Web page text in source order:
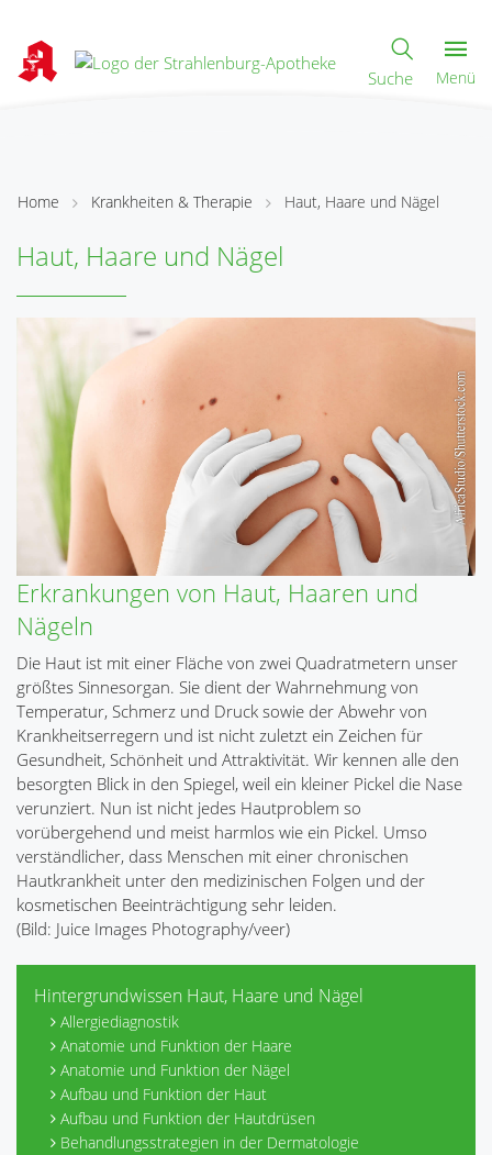
Suche Menü
Home Krankheiten & Therapie Haut, Haare und Nägel
Haut, Haare und Nägel
Erkrankungen von Haut, Haaren und
Nägeln
Die Haut ist mit einer Fläche von zwei Quadratmetern unser
größtes Sinnesorgan. Sie dient der Wahrnehmung von
Temperatur, Schmerz und Druck sowie der Abwehr von
Krankheitserregern und ist nicht zuletzt ein Zeichen für
Gesundheit, Schönheit und Attraktivität. Wir kennen alle den
besorgten Blick in den Spiegel, weil ein kleiner Pickel die Nase
verunziert. Nun ist nicht jedes Hautproblem so
vorübergehend und meist harmlos wie ein Pickel. Umso
verständlicher, dass Menschen mit einer chronischen
Hautkrankheit unter den medizinischen Folgen und der
kosmetischen Beeinträchtigung sehr leiden.
(Bild: Juice Images Photography/veer)
Hintergrundwissen Haut, Haare und Nägel
Allergiediagnostik
Anatomie und Funktion der Haare
Anatomie und Funktion der Nägel
Aufbau und Funktion der Haut
Aufbau und Funktion der Hautdrüsen
Behandlungsstrategien in der Dermatologie